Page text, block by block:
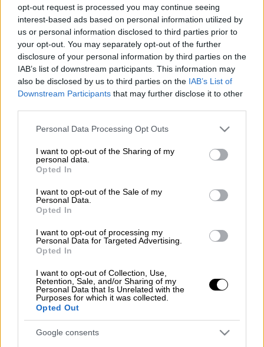
opt-out request is processed you may continue seeing
interest-based ads based on personal information utilized by
us or personal information disclosed to third parties prior to
your opt-out. You may separately opt-out of the further
disclosure of your personal information by third parties on the
IAB’s list of downstream participants. This information may
also be disclosed by us to third parties on the IAB’s List of
Downstream Participants that may further disclose it to other
Please note that this website/app uses one or more Google
not limited to your visit or usage behaviour. You may click to
grant or deny consent to Google and its third-party tags to
use your data for below specified purposes in below Google
consent section.
Personal Data Processing Opt Outs
I want to opt-out of the Sharing of my
personal data.
Opted In
I want to opt-out of the Sale of my
Personal Data.
Opted In
I want to opt-out of processing my
Personal Data for Targeted Advertising.
Opted In
I want to opt-out of Collection, Use,
Retention, Sale, and/or Sharing of my
Personal Data that Is Unrelated with the
Purposes for which it was collected.
Opted Out
Google consents
Προσθέστε το ΕΘΝΟΣ στη Google
Παρότι ηΤεχεράνηδιέψευσε τον ισχυρισμό
του αρκούσε μόνο μία κουβέντα του
Ντόναλντ Τραμπότι γίνονται συνομιλίες με
τοΙράνώστε να βρεθεί λύση και να
τερματιστεί ο πόλεμος, για να υποχωρήσουν
κατά 10% και πλέον οι τιμές του
πετρελαίου.
Ωστόσο, αυτή η μείωση αποδείχθηκε
προσωρινή καθώς το πετρέλαιο ανεβαίνει
ξανά.
Η τιμή του βαρελιού του West Texas
Intermediate (WTI) αυξανόταν κατά 4,11%,
στα 91,75 δολάρια
πρωί ώρα Ελλάδας, ενώαυτή του brent
Βόρειας Θάλασσας, σημείωνε άνοδο της
τάξης του 3,89%, στα 103,83 δολάρια